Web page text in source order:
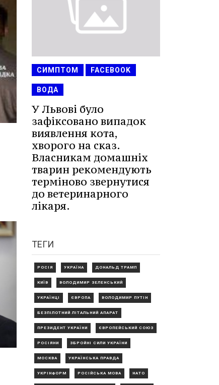
СИМПТОМ FACEBOOK
ВОДА
У Львові було
зафіксовано випадок
виявлення кота,
хворого на сказ.
Власникам домашніх
тварин рекомендують
терміново звернутися
до ветеринарного
лікаря.
ТЕГИ
РОСІЯ УКРАЇНА ДОНАЛЬД ТРАМП
КИЇВ ВОЛОДИМИР ЗЕЛЕНСЬКИЙ
УКРАЇНЦІ ЄВРОПА ВОЛОДИМИР ПУТІН
БЕЗПІЛОТНИЙ ЛІТАЛЬНИЙ АПАРАТ
ПРЕЗИДЕНТ УКРАЇНИ ЄВРОПЕЙСЬКИЙ СОЮЗ
РОСІЯНИ ЗБРОЙНІ СИЛИ УКРАЇНИ
МОСКВА УКРАЇНСЬКА ПРАВДА
УКРІНФОРМ РОСІЙСЬКА МОВА НАТО